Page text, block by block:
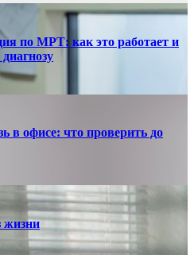
по МРТ: как это работает и
в офисе: что проверить до
жизни